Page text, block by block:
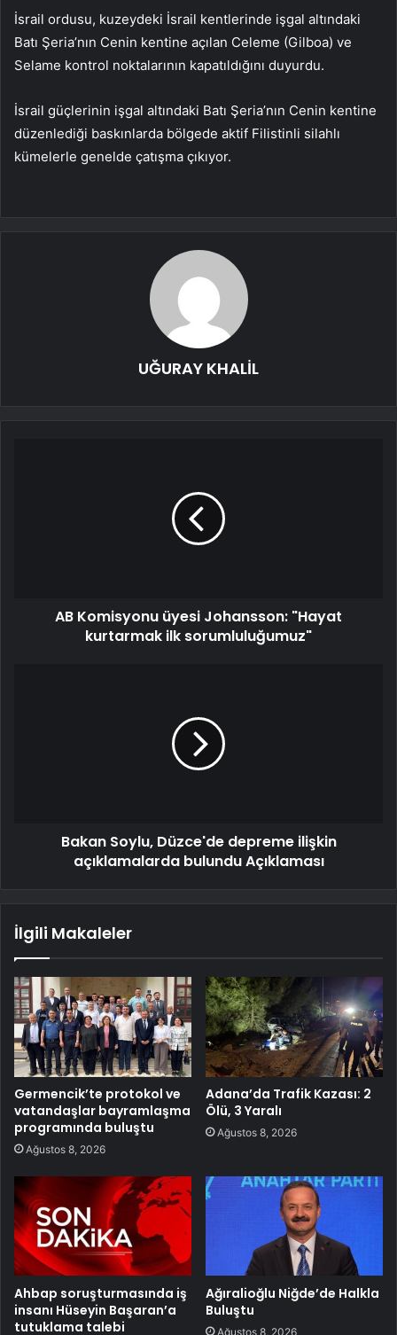
İsrail ordusu, kuzeydeki İsrail kentlerinde işgal altındaki
Batı Şeria’nın Cenin kentine açılan Celeme (Gilboa) ve
Selame kontrol noktalarının kapatıldığını duyurdu.
İsrail güçlerinin işgal altındaki Batı Şeria’nın Cenin kentine
düzenlediği baskınlarda bölgede aktif Filistinli silahlı
kümelerle genelde çatışma çıkıyor.
UĞURAY KHALİL
AB Komisyonu üyesi Johansson: "Hayat
kurtarmak ilk sorumluluğumuz"
Bakan Soylu, Düzce'de depreme ilişkin
açıklamalarda bulundu Açıklaması
İlgili Makaleler
Germencik’te protokol ve
vatandaşlar bayramlaşma
programında buluştu
Ağustos 8, 2026
Adana’da Trafik Kazası: 2
Ölü, 3 Yaralı
Ağustos 8, 2026
Ahbap soruşturmasında iş
insanı Hüseyin Başaran’a
tutuklama talebi
Ağıralioğlu Niğde’de Halkla
Buluştu
Ağustos 8, 2026